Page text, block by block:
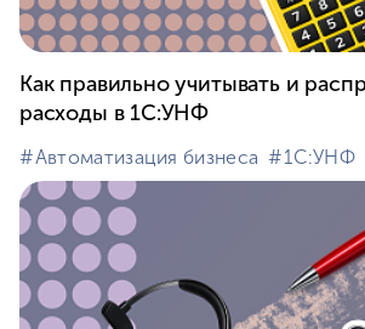
Как правильно учитывать и
расходы в 1С:УНФ
#⁣Автоматизация бизнеса #⁣1С:УНФ